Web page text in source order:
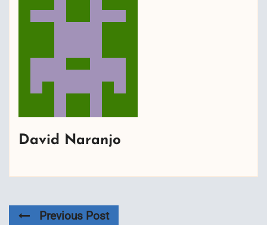
David Naranjo
Previous Post